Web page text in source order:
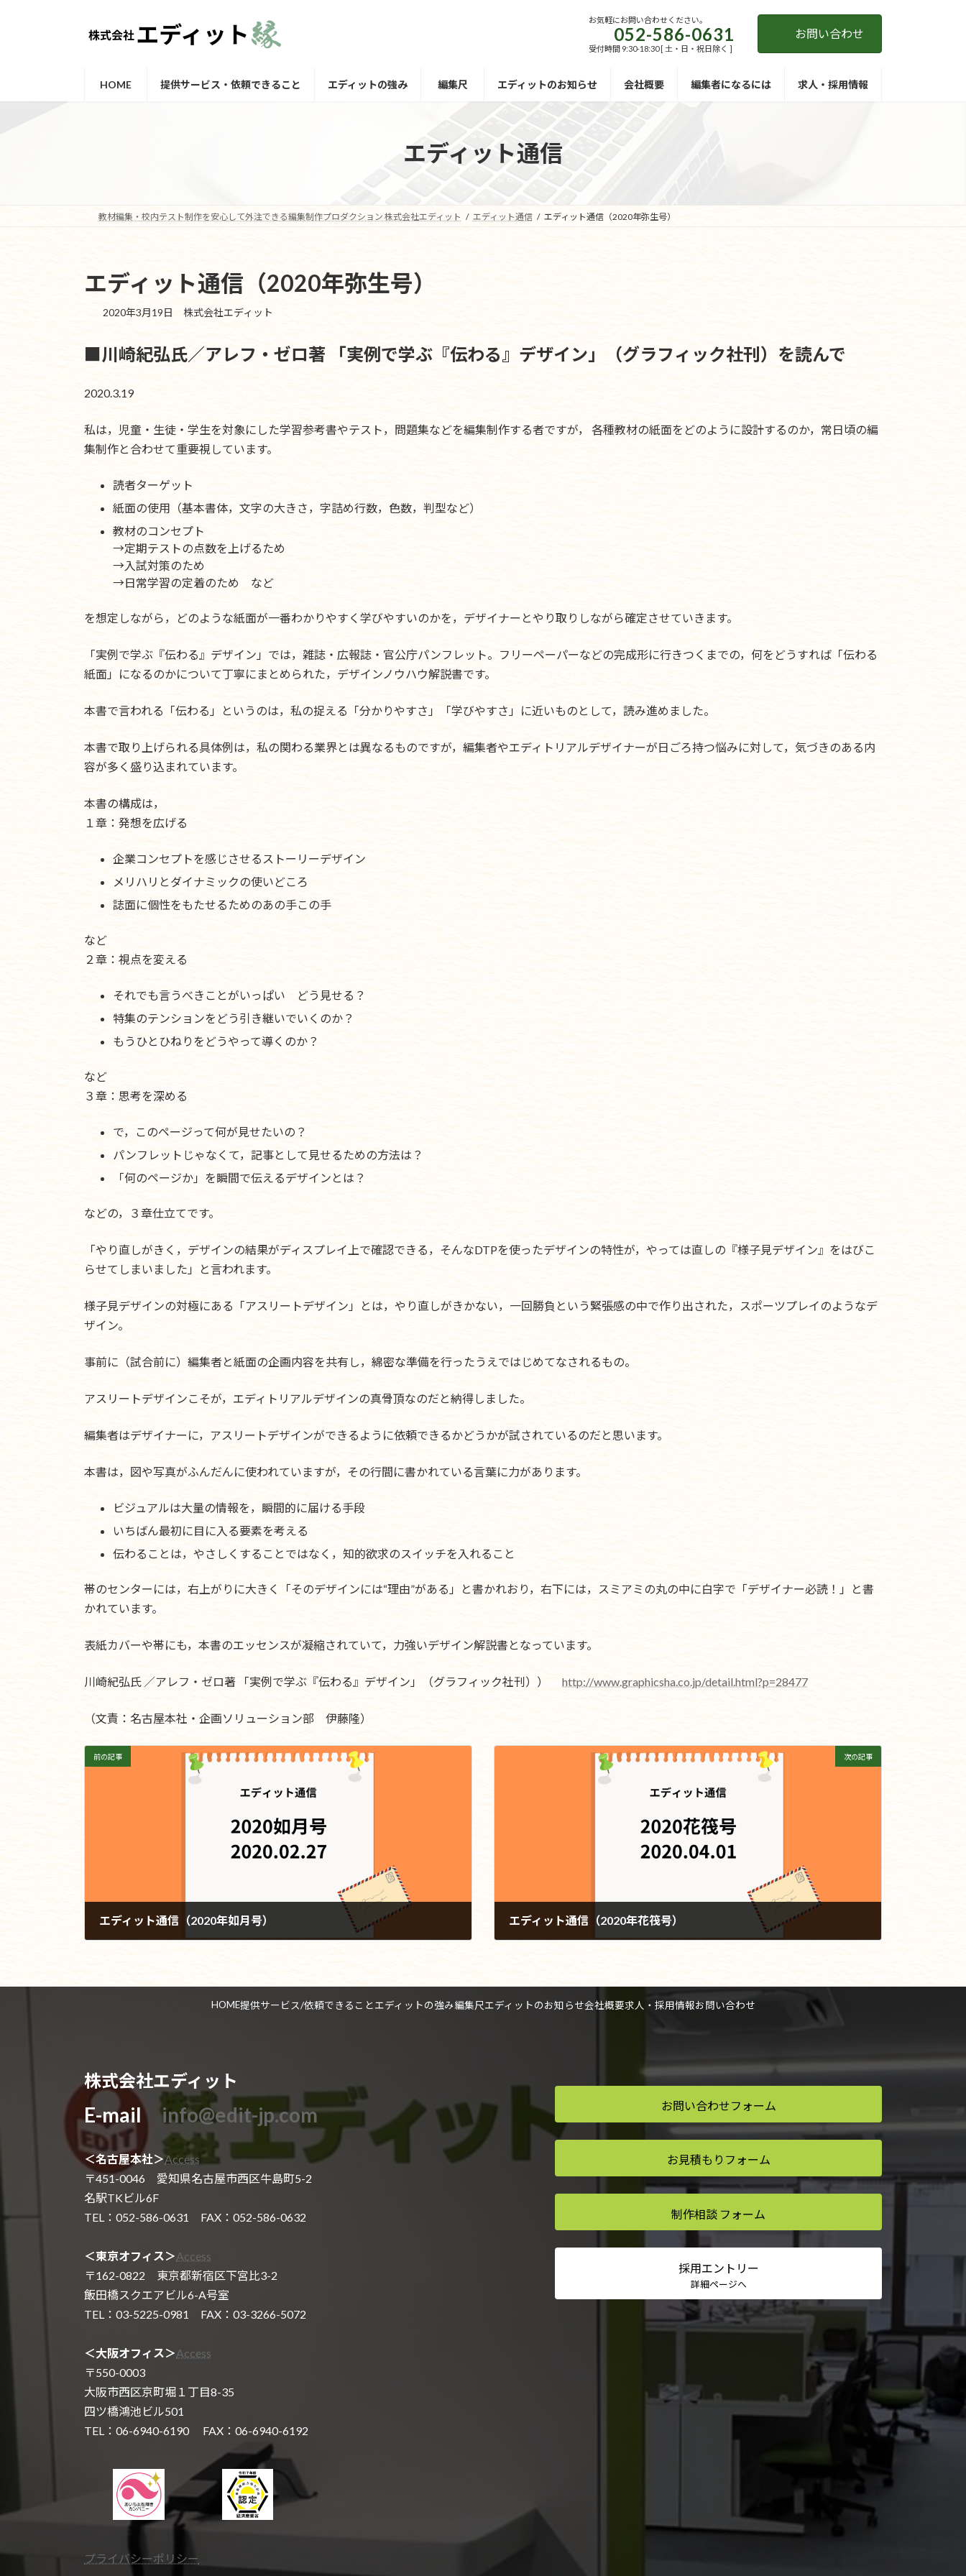
お気軽にお問い合わせください。
052-586-0631
受付時間 9:30-18:30 [ 土・日・祝日除く ]
お問い合わせ
HOME 提供サービス・依頼できること エディットの強み 編集尺 エディットのお知らせ 会社概要 編集者になるには 求人・採用情報
エディット通信
教材編集・校内テスト制作を安心して外注できる編集制作プロダクション 株式会社エディット エディット通信 エディット通信（2020年弥生号）
エディット通信（2020年弥生号）
2020年3月19日 株式会社エディット
■川崎紀弘氏／アレフ・ゼロ著 「実例で学ぶ『伝わる』デザイン」（グラフィック社刊）を読んで
2020.3.19
私は，児童・生徒・学生を対象にした学習参考書やテスト，問題集などを編集制作する者ですが， 各種教材の紙面をどのように設計するのか，常日頃の編
集制作と合わせて重要視しています。
読者ターゲット
紙面の使用（基本書体，文字の大きさ，字詰め行数，色数，判型など）
教材のコンセプト
→定期テストの点数を上げるため
→入試対策のため
→日常学習の定着のため など
を想定しながら，どのような紙面が一番わかりやすく学びやすいのかを，デザイナーとやり取りしながら確定させていきます。
「実例で学ぶ『伝わる』デザイン」では，雑誌・広報誌・官公庁パンフレット。フリーペーパーなどの完成形に行きつくまでの，何をどうすれば「伝わる
紙面」になるのかについて丁寧にまとめられた，デザインノウハウ解説書です。
本書で言われる「伝わる」というのは，私の捉える「分かりやすさ」「学びやすさ」に近いものとして，読み進めました。
本書で取り上げられる具体例は，私の関わる業界とは異なるものですが，編集者やエディトリアルデザイナーが日ごろ持つ悩みに対して，気づきのある内
容が多く盛り込まれています。
本書の構成は，
１章：発想を広げる
企業コンセプトを感じさせるストーリーデザイン
メリハリとダイナミックの使いどころ
誌面に個性をもたせるためのあの手この手
など
２章：視点を変える
それでも言うべきことがいっぱい どう見せる？
特集のテンションをどう引き継いでいくのか？
もうひとひねりをどうやって導くのか？
など
３章：思考を深める
で，このページって何が見せたいの？
パンフレットじゃなくて，記事として見せるための方法は？
「何のページか」を瞬間で伝えるデザインとは？
などの，３章仕立てです。
「やり直しがきく，デザインの結果がディスプレイ上で確認できる，そんなDTPを使ったデザインの特性が，やっては直しの『様子見デザイン』をはびこ
らせてしまいました」と言われます。
様子見デザインの対極にある「アスリートデザイン」とは，やり直しがきかない，一回勝負という緊張感の中で作り出された，スポーツプレイのようなデ
ザイン。
事前に（試合前に）編集者と紙面の企画内容を共有し，綿密な準備を行ったうえではじめてなされるもの。
アスリートデザインこそが，エディトリアルデザインの真骨頂なのだと納得しました。
編集者はデザイナーに，アスリートデザインができるように依頼できるかどうかが試されているのだと思います。
本書は，図や写真がふんだんに使われていますが，その行間に書かれている言葉に力があります。
ビジュアルは大量の情報を，瞬間的に届ける手段
いちばん最初に目に入る要素を考える
伝わることは，やさしくすることではなく，知的欲求のスイッチを入れること
帯のセンターには，右上がりに大きく「そのデザインには“理由”がある」と書かれおり，右下には，スミアミの丸の中に白字で「デザイナー必読！」と書
かれています。
表紙カバーや帯にも，本書のエッセンスが凝縮されていて，力強いデザイン解説書となっています。
川崎紀弘氏 ／アレフ・ゼロ著 「実例で学ぶ『伝わる』デザイン」（グラフィック社刊）） http://www.graphicsha.co.jp/detail.html?p=28477
（文責：名古屋本社・企画ソリューション部 伊藤隆）
前の記事
エディット通信（2020年如月号）
次の記事
エディット通信（2020年花筏号）
HOME提供サービス/依頼できることエディットの強み編集尺エディットのお知らせ会社概要求人・採用情報お問い合わせ
株式会社エディット
E-mailinfo@edit-jp.com
＜名古屋本社＞Access
〒451-0046 愛知県名古屋市西区牛島町5-2
名駅TKビル6F
TEL：052-586-0631 FAX：052-586-0632
＜東京オフィス＞Access
〒162-0822 東京都新宿区下宮比3-2
飯田橋スクエアビル6-A号室
TEL：03-5225-0981 FAX：03-3266-5072
＜大阪オフィス＞Access
〒550-0003
大阪市西区京町堀１丁目8-35
四ツ橋鴻池ビル501
TEL：06-6940-6190 FAX：06-6940-6192
プライバシーポリシー
お問い合わせフォーム
お見積もり フォーム
制作相談 フォーム
採用エントリー
詳細ページへ